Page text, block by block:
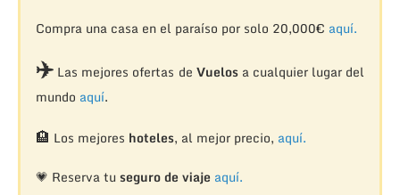
Compra una casa en el paraíso por solo 20,000€ aquí.
✈️Las mejores ofertas de Vuelosa cualquier lugar del
mundo aquí.
🏨 Los mejores hoteles, al mejor precio, aquí.
💗 Reserva tu seguro de viaje aquí.